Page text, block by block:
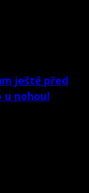
ještě před
u nohou!